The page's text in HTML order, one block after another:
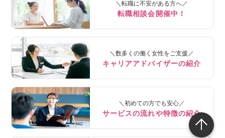
＼転職に不安がある方へ／
転職相談会開催中！
＼数多くの働く女性をご支援／
キャリアアドバイザーの紹介
＼初めての方でも安心／
サービスの流れや特徴の紹介